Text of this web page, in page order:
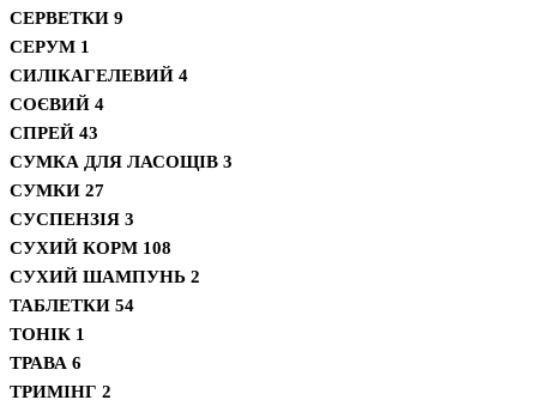
СЕРВЕТКИ 9
СЕРУМ 1
СИЛІКАГЕЛЕВИЙ 4
СОЄВИЙ 4
СПРЕЙ 43
СУМКА ДЛЯ ЛАСОЩІВ 3
СУМКИ 27
СУСПЕНЗІЯ 3
СУХИЙ КОРМ 108
СУХИЙ ШАМПУНЬ 2
ТАБЛЕТКИ 54
ТОНІК 1
ТРАВА 6
ТРИМІНГ 2